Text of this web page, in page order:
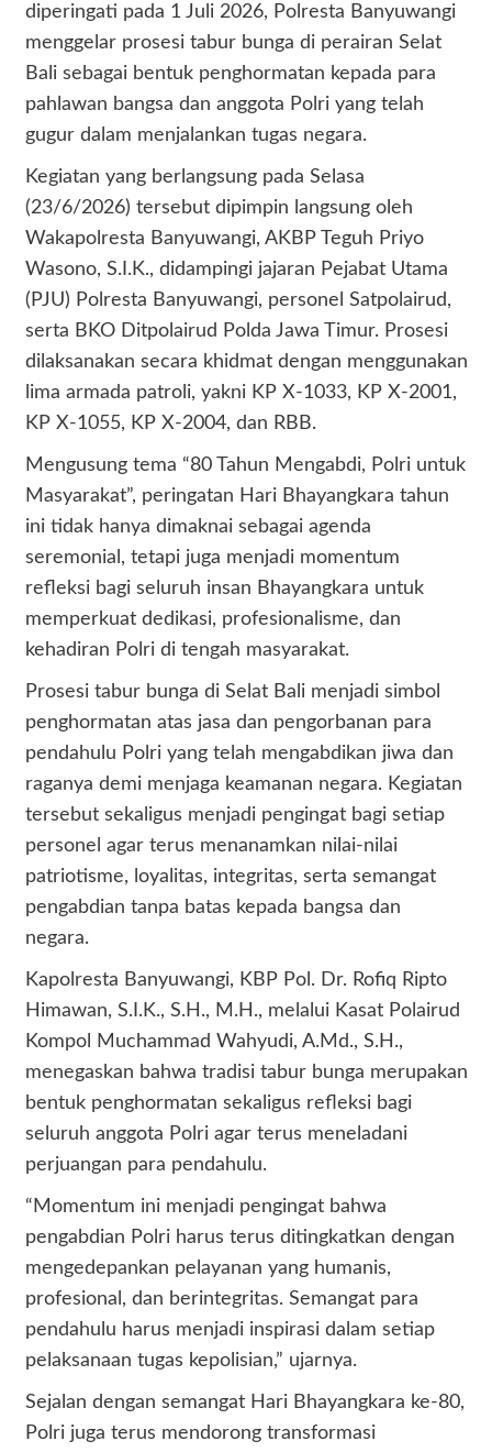
diperingati pada 1 Juli 2026, Polresta Banyuwangi
menggelar prosesi tabur bunga di perairan Selat
Bali sebagai bentuk penghormatan kepada para
pahlawan bangsa dan anggota Polri yang telah
gugur dalam menjalankan tugas negara.
Kegiatan yang berlangsung pada Selasa
(23/6/2026) tersebut dipimpin langsung oleh
Wakapolresta Banyuwangi, AKBP Teguh Priyo
Wasono, S.I.K., didampingi jajaran Pejabat Utama
(PJU) Polresta Banyuwangi, personel Satpolairud,
serta BKO Ditpolairud Polda Jawa Timur. Prosesi
dilaksanakan secara khidmat dengan menggunakan
lima armada patroli, yakni KP X-1033, KP X-2001,
KP X-1055, KP X-2004, dan RBB.
Mengusung tema “80 Tahun Mengabdi, Polri untuk
Masyarakat”, peringatan Hari Bhayangkara tahun
ini tidak hanya dimaknai sebagai agenda
seremonial, tetapi juga menjadi momentum
refleksi bagi seluruh insan Bhayangkara untuk
memperkuat dedikasi, profesionalisme, dan
kehadiran Polri di tengah masyarakat.
Prosesi tabur bunga di Selat Bali menjadi simbol
penghormatan atas jasa dan pengorbanan para
pendahulu Polri yang telah mengabdikan jiwa dan
raganya demi menjaga keamanan negara. Kegiatan
tersebut sekaligus menjadi pengingat bagi setiap
personel agar terus menanamkan nilai-nilai
patriotisme, loyalitas, integritas, serta semangat
pengabdian tanpa batas kepada bangsa dan
negara.
Kapolresta Banyuwangi, KBP Pol. Dr. Rofiq Ripto
Himawan, S.I.K., S.H., M.H., melalui Kasat Polairud
Kompol Muchammad Wahyudi, A.Md., S.H.,
menegaskan bahwa tradisi tabur bunga merupakan
bentuk penghormatan sekaligus refleksi bagi
seluruh anggota Polri agar terus meneladani
perjuangan para pendahulu.
“Momentum ini menjadi pengingat bahwa
pengabdian Polri harus terus ditingkatkan dengan
mengedepankan pelayanan yang humanis,
profesional, dan berintegritas. Semangat para
pendahulu harus menjadi inspirasi dalam setiap
pelaksanaan tugas kepolisian,” ujarnya.
Sejalan dengan semangat Hari Bhayangkara ke-80,
Polri juga terus mendorong transformasi